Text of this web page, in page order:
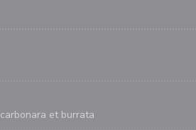
et burrata